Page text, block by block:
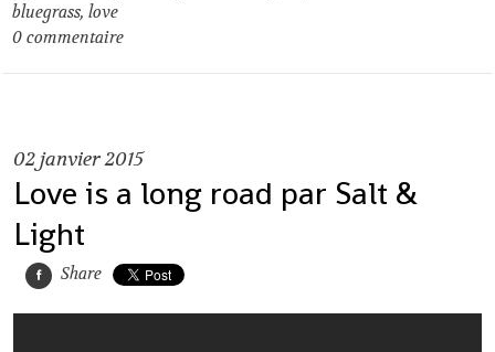
bluegrass,love
0 commentaire
02janvier 2015
Love is a long road par Salt &
Light
Share